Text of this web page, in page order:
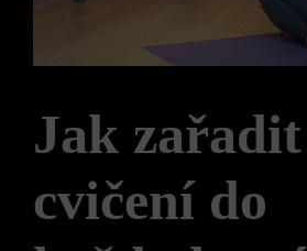
Jak zařadit
cvičení do